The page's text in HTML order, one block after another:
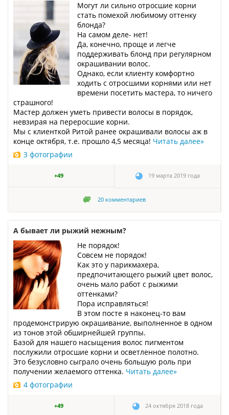
Могут ли сильно отросшие корни
стать помехой любимому оттенку
блонда?
На самом деле- нет!
Да, конечно, проще и легче
поддерживать блонд при регулярном
окрашивании волос.
Однако, если клиенту комфортно
ходить с отросшими корнями или нет
времени посетить мастера, то ничего
страшного!
Мастер должен уметь привести волосы в порядок,
невзирая на переросшие корни.
Мы с клиенткой Ритой ранее окрашивали волосы аж в
конце октября, т.е. прошло 4,5 месяца! Читать далее»
3 фотографии
+49 19 марта 2019 года
20 комментариев
А бывает ли рыжий нежным?
Не порядок!
Совсем не порядок!
Как это у парикмахера,
предпочитающего рыжий цвет волос,
очень мало работ с рыжими
оттенками?
Пора исправляться!
В этом посте я наконец-то вам
продемонстрирую окрашивание, выполненное в одном
из тонов этой обширнейшей группы.
Базой для нашего насыщения волос пигментом
послужили отросшие корни и осветленное полотно.
Это безусловно сыграло очень большую роль при
получении желаемого оттенка. Читать далее»
4 фотографии
+49 24 октября 2018 года